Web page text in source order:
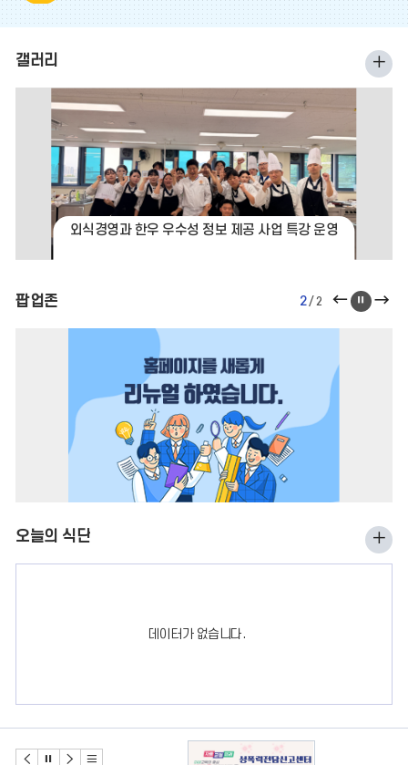
정
보
갤러리
갤
러
외식경영과 한우 우수성 정보 제공 사업 특강 운영
팝업존 2/2
팝
이
전
팝
팝
오늘의 식단
오
늘
기
데이터가 없습니다.